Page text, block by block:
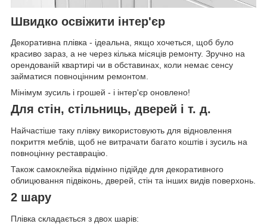
Швидко освіжити інтер'єр
Декоративна плівка - ідеальна, якщо хочеться, щоб було
красиво зараз, а не через кілька місяців ремонту. Зручно на
орендованій квартирі чи в обставинах, коли немає сенсу
займатися повноцінним ремонтом.
Мінімум зусиль і грошей - і інтер'єр оновлено!
Для стін, стільниць, дверей і т. д.
Найчастіше таку плівку використовують для відновлення
покриття меблів, щоб не витрачати багато коштів і зусиль на
повноцінну реставрацію.
Також самоклейка відмінно підійде для декоративного
облицювання підвіконь, дверей, стін та інших видів поверхонь.
2 шару
Плівка складається з двох шарів: